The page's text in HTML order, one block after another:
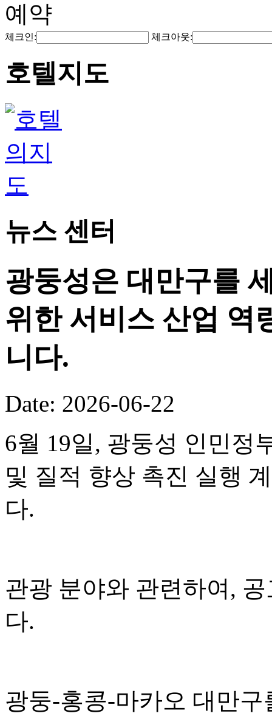
예약
체크인: 체크아웃:
호텔지도
뉴스 센터
광둥성은 대만구를
위한 서비스 산업 역
니다.
Date: 2026-06-22
6월 19일, 광둥성 인민정
및 질적 향상 촉진 실행
다.
관광 분야와 관련하여,
다.
광둥-홍콩-마카오 대만